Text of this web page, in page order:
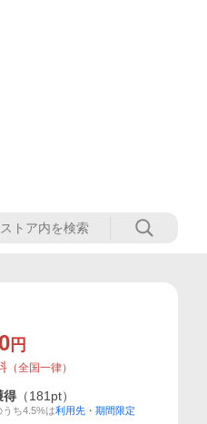
円
（全国一律）
得 （181 pt）
うち4.5%は利用先・期間限定